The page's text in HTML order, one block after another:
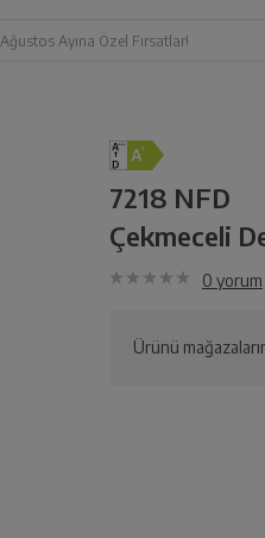
Ağustos Ayına Özel Fırsatlar!
7218 NFD
Çekmeceli
0 yorum
Ürünü